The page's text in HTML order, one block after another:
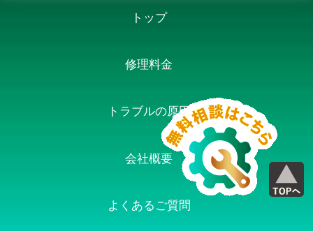
トップ
修理料金
トラブルの原因
会社概要
よくあるご質問